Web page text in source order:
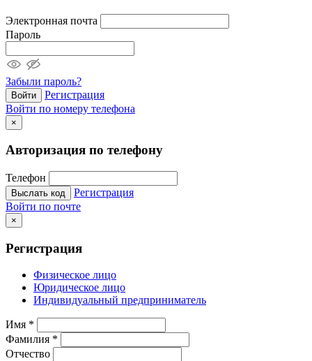
Электронная почта
Пароль
Забыли пароль?
Войти
Регистрация
Войти по номеру телефона
×
Авторизация по телефону
Телефон
Выслать код
Регистрация
Войти по почте
×
Регистрация
Физическое лицо
Юридическое лицо
Индивидуальный предприниматель
Имя *
Фамилия *
Отчество